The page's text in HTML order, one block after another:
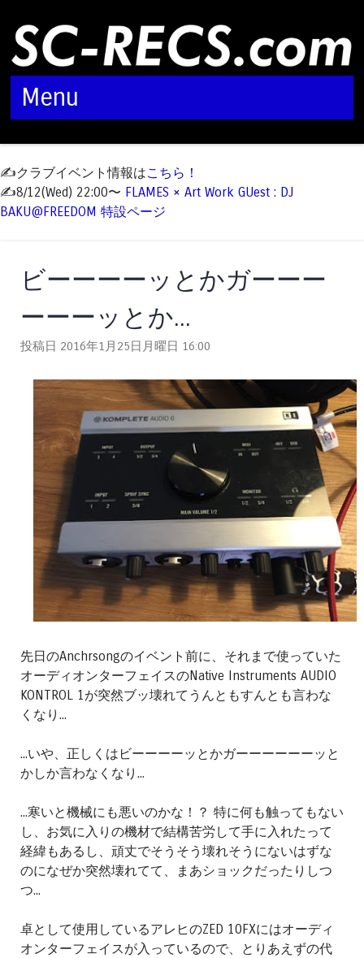
Menu
✍️クラブイベント情報はこちら！
✍️8/12(Wed) 22:00〜 FLAMES × Art Work GUest : DJ
BAKU@FREEDOM 特設ページ
ビーーーーッとかガーーー
ーーーッとか...
投稿日 2016年1月25日月曜日 16:00
先日のAnchrsongのイベント前に、それまで使っていた
オーディオンターフェイスのNative Instruments AUDIO
KONTROL 1が突然ブッ壊れてうんともすんとも言わな
くなり...
...いや、正しくはビーーーーッとかガーーーーーーッと
かしか言わなくなり...
...寒いと機械にも悪いのかな！？ 特に何も触ってもない
し、お気に入りの機材で結構苦労して手に入れたって
経緯もあるし、頑丈でそうそう壊れそうにないはずな
のになぜか突然壊れてて、まあショックだったりしつ
つ...
卓として使用しているアレヒのZED 10FXにはオーディ
オンターフェイスが入っているので、とりあえずの代